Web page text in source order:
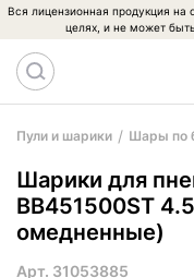
Вся лицензионная продукция на
целях, и не может
Пули и шарики Шары по
Шарики для
BB451500ST
омедненные)
Арт. 31053885